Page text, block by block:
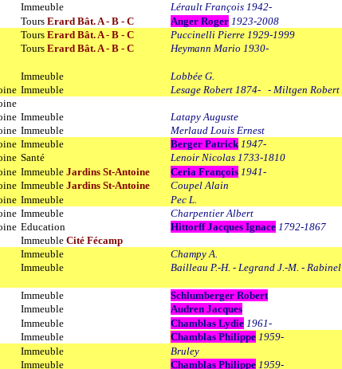
Immeuble Lérault François 1942-
Tours Erard Bât. A - B - C Anger Roger 1923-2008
Tours Erard Bât. A - B - C Puccinelli Pierre 1929-1999
Tours Erard Bât. A - B - C Heymann Mario 1930-
Immeuble Lobbée G.
Immeuble Lesage Robert 1874- - Miltgen Robert
Immeuble Latapy Auguste
Immeuble Merlaud Louis Ernest
Immeuble Berger Patrick1947-
Santé Lenoir Nicolas 1733-1810
Immeuble Jardins St-Antoine Ceria François 1941-
Immeuble Jardins St-Antoine Coupel Alain
Immeuble Pec L.
Immeuble Charpentier Albert
Education Hittorff Jacques Ignace 1792-1867
Immeuble Cité Fécamp
Immeuble Champy A.
Immeuble Bailleau P.-H. - Legrand J.-M. - Rabinel
Immeuble Schlumberger Robert
Immeuble Audren Jacques
Immeuble Chamblas Lydie 1961-
Immeuble Chamblas Philippe 1959-
Immeuble Bruley
Immeuble Chamblas Philippe 1959-